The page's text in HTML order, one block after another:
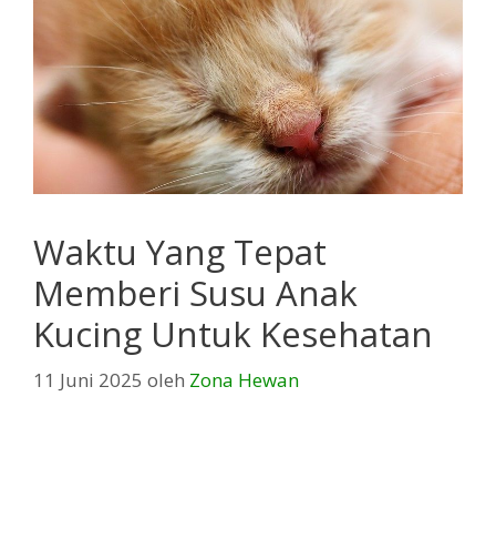
Waktu Yang Tepat
Memberi Susu Anak
Kucing Untuk Kesehatan
11 Juni 2025 oleh Zona Hewan